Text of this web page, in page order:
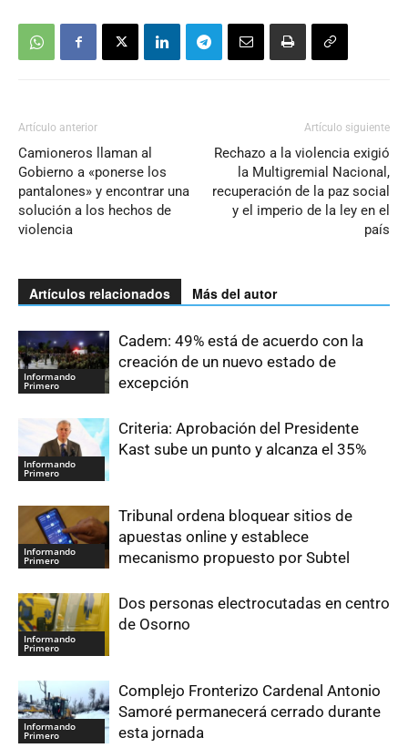
Artículo anterior
Camioneros llaman al
Gobierno a «ponerse los
pantalones» y encontrar una
solución a los hechos de
violencia
Artículo siguiente
Rechazo a la violencia exigió
la Multigremial Nacional,
recuperación de la paz social
y el imperio de la ley en el
país
Artículos relacionados Más del autor
Informando
Primero
Cadem: 49% está de acuerdo con la
creación de un nuevo estado de
excepción
Informando
Primero
Criteria: Aprobación del Presidente
Kast sube un punto y alcanza el 35%
Informando
Primero
Tribunal ordena bloquear sitios de
apuestas online y establece
mecanismo propuesto por Subtel
Informando
Primero
Dos personas electrocutadas en centro
de Osorno
Informando
Primero
Complejo Fronterizo Cardenal Antonio
Samoré permanecerá cerrado durante
esta jornada